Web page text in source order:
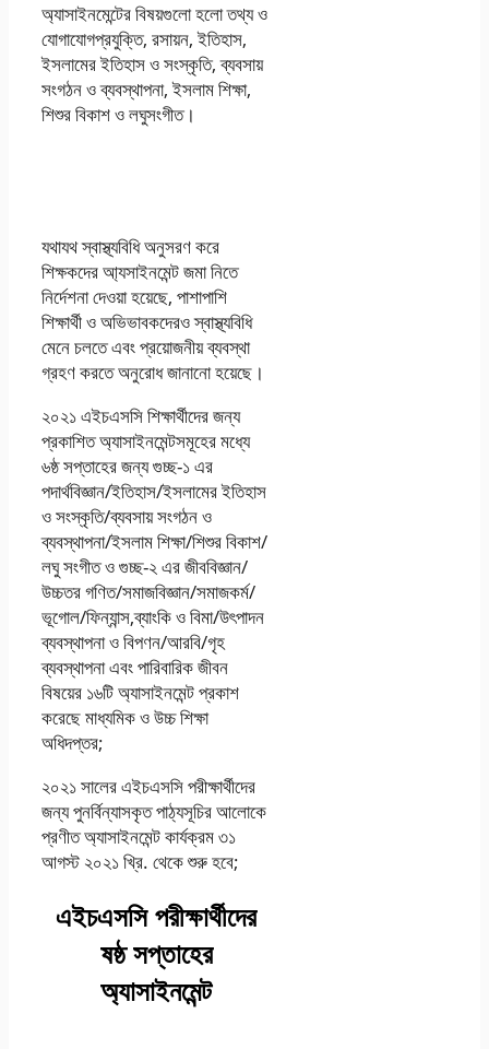
অ্যাসাইনমেন্টের বিষয়গুলো হলো তথ্য ও
যোগাযোগপ্রযুক্তি, রসায়ন, ইতিহাস,
ইসলামের ইতিহাস ও সংস্কৃতি, ব্যবসায়
সংগঠন ও ব্যবস্থাপনা, ইসলাম শিক্ষা,
শিশুর বিকাশ ও লঘুসংগীত।
যথাযথ স্বাস্থ্যবিধি অনুসরণ করে
শিক্ষকদের আ্যসাইনমেন্ট জমা নিতে
নির্দেশনা দেওয়া হয়েছে, পাশাপাশি
শিক্ষার্থী ও অভিভাবকদেরও স্বাস্থ্যবিধি
মেনে চলতে এবং প্রয়োজনীয় ব্যবস্থা
গ্রহণ করতে অনুরোধ জানানো হয়েছে।
২০২১ এইচএসসি শিক্ষার্থীদের জন্য
প্রকাশিত অ্যাসাইনমেন্টসমূহের মধ্যে
৬ষ্ঠ সপ্তাহের জন্য গুচ্ছ-১ এর
পদার্থবিজ্ঞান/ইতিহাস/ইসলামের ইতিহাস
ও সংস্কৃতি/ব্যবসায় সংগঠন ও
ব্যবস্থাপনা/ইসলাম শিক্ষা/শিশুর বিকাশ/
লঘু সংগীত ও গুচ্ছ-২ এর জীববিজ্ঞান/
উচ্চতর গণিত/সমাজবিজ্ঞান/সমাজকর্ম/
ভূগােল/ফিন্যান্স,ব্যাংকি ও বিমা/উৎপাদন
ব্যবস্থাপনা ও বিপণন/আরবি/গৃহ
ব্যবস্থাপনা এবং পারিবারিক জীবন
বিষয়ের ১৬টি অ্যাসাইনমেন্ট প্রকাশ
করেছে মাধ্যমিক ও উচ্চ শিক্ষা
অধিদপ্তর;
২০২১ সালের এইচএসসি পরীক্ষার্থীদের
জন্য পুনর্বিন্যাসকৃত পাঠ্যসূচির আলােকে
প্রণীত অ্যাসাইনমেন্ট কার্যক্রম ৩১
আগস্ট ২০২১ খ্রি. থেকে শুরু হবে;
এইচএসসি পরীক্ষার্থীদের
ষষ্ঠ সপ্তাহের
অ্যাসাইনমেন্ট